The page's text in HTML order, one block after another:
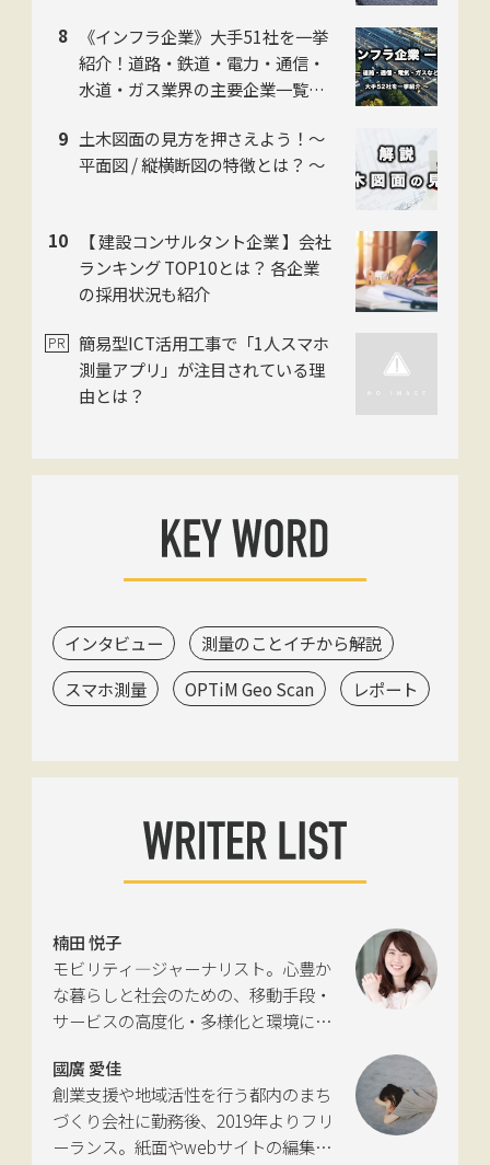
《インフラ企業》大手51社を一挙
紹介！道路・鉄道・電力・通信・
水道・ガス業界の主要企業一覧！
土木図面の見方を押さえよう！〜
平面図 / 縦横断図の特徴とは？ 〜
【 建設コンサルタント企業 】会社
ランキング TOP10とは？ 各企業
の採用状況も紹介
簡易型ICT活用工事で「1人スマホ
測量アプリ」が注目されている理
由とは？
インタビュー
測量のことイチから解説
スマホ測量
OPTiM Geo Scan レポート
楠田 悦子
モビリティ―ジャーナリスト。心豊か
な暮らしと社会のための、移動手段・
サービスの高度化・多様化と環境につ
新聞社モビリティビジネス専門誌
『LIGARE』初代編集長を経て、2013年
に独立。国土交通省の「自転車の活用
推進に向けた有識者会議」、「交通政
國廣 愛佳
創業支援や地域活性を行う都内のまち
づくり会社に勤務後、2019年よりフリ
ーランス。紙面やwebサイトの編集、